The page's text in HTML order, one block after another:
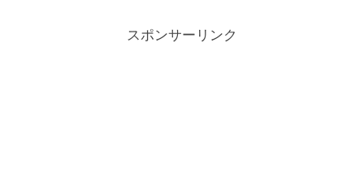
スポンサーリンク